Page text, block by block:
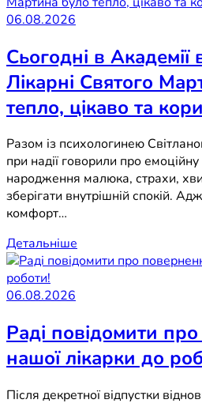
06.08.2026
Сьогодні в Академії
Лікарні Святого
тепло, цікаво та
Разом із психологинею
при надії говорили про емоційну
народження малюка, страхи,
зберігати внутрішній спокій.
комфорт…
Детальніше
06.08.2026
Раді повідомити
нашої лікарки до
Після декретної відпустки